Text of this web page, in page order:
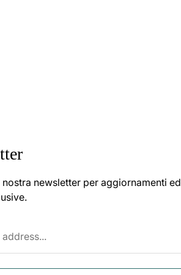
newsletter per aggiornamenti ed